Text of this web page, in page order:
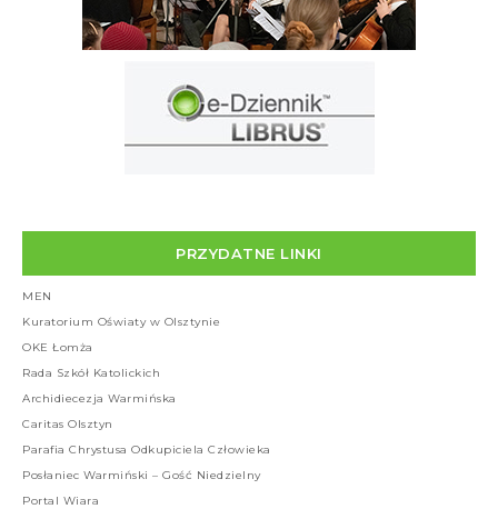
PRZYDATNE LINKI
MEN
Kuratorium Oświaty w Olsztynie
OKE Łomża
Rada Szkół Katolickich
Archidiecezja Warmińska
Caritas Olsztyn
Parafia Chrystusa Odkupiciela Człowieka
Posłaniec Warmiński – Gość Niedzielny
Portal Wiara